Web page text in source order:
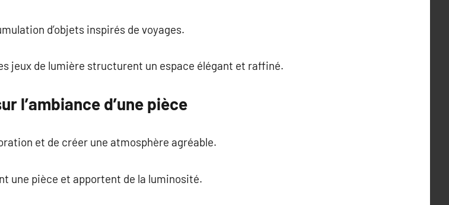
d’objets inspirés de voyages.
jeux de lumière structurent un espace élégant et raffiné.
l’ambiance d’une pièce
et de créer une atmosphère agréable.
une pièce et apportent de la luminosité.